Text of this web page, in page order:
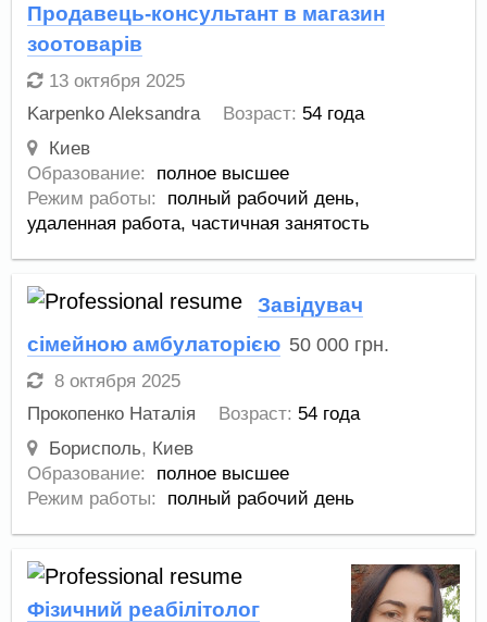
Продавець-консультант в магазин
зоотоварів
13 октября 2025
Karpenko Aleksandra
Возраст: 54 года
Киев
Образование:
полное высшее
Режим работы:
полный рабочий день,
удаленная работа, частичная занятость
Завідувач
сімейною амбулаторією 50 000 грн.
8 октября 2025
Прокопенко Наталія
Возраст: 54 года
Борисполь, Киев
Образование:
полное высшее
Режим работы:
полный рабочий день
Фізичний реабілітолог